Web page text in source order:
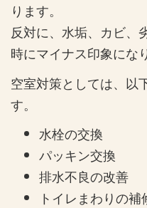
ります。
反対に、水垢、カビ、
時にマイナス印象にな
空室対策としては、以
す。
水栓の交換
パッキン交換
排水不良の改善
トイレまわりの補